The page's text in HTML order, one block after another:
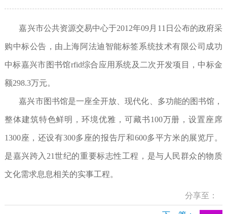
嘉兴市公共资源交易中心于2012年09月11日公布的政府采
购中标公告，由上海阿法迪智能标签系统技术有限公司成功
中标嘉兴市图书馆rfid综合应用系统及二次开发项目，中标金
额298.3万元。
嘉兴市图书馆是一座全开放、现代化、多功能的图书馆，
整体建筑特色鲜明，环境优雅，可藏书100万册，设置座席
1300座，还设有300多座的报告厅和600多平方米的展览厅。
是嘉兴跨入21世纪的重要标志性工程，是与人民群众的物质
文化需求息息相关的实事工程。
分享至：